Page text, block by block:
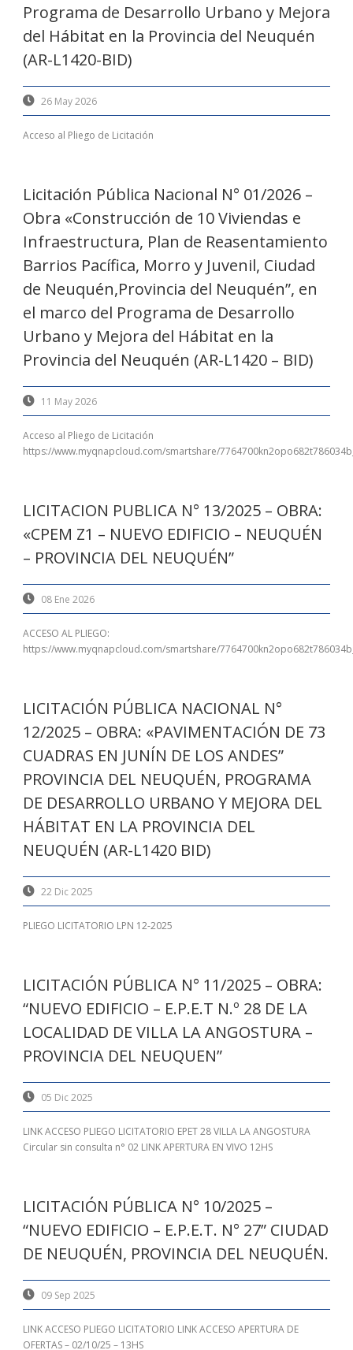
Programa de Desarrollo Urbano y Mejora
del Hábitat en la Provincia del Neuquén
(AR-L1420-BID)
26 May 2026
Acceso al Pliego de Licitación
Licitación Pública Nacional N° 01/2026 –
Obra «Construcción de 10 Viviendas e
Infraestructura, Plan de Reasentamiento
Barrios Pacífica, Morro y Juvenil, Ciudad
de Neuquén,Provincia del Neuquén”, en
el marco del Programa de Desarrollo
Urbano y Mejora del Hábitat en la
Provincia del Neuquén (AR-L1420 – BID)
11 May 2026
Acceso al Pliego de Licitación
https://www.myqnapcloud.com/smartshare/
LICITACION PUBLICA N° 13/2025 – OBRA:
«CPEM Z1 – NUEVO EDIFICIO – NEUQUÉN
– PROVINCIA DEL NEUQUÉN”
08 Ene 2026
ACCESO AL PLIEGO:
https://www.myqnapcloud.com/smartshare/
LICITACIÓN PÚBLICA NACIONAL N°
12/2025 – OBRA: «PAVIMENTACIÓN DE 73
CUADRAS EN JUNÍN DE LOS ANDES”
PROVINCIA DEL NEUQUÉN, PROGRAMA
DE DESARROLLO URBANO Y MEJORA DEL
HÁBITAT EN LA PROVINCIA DEL
NEUQUÉN (AR-L1420 BID)
22 Dic 2025
PLIEGO LICITATORIO LPN 12-2025
LICITACIÓN PÚBLICA N° 11/2025 – OBRA:
“NUEVO EDIFICIO – E.P.E.T N.º 28 DE LA
LOCALIDAD DE VILLA LA ANGOSTURA –
PROVINCIA DEL NEUQUEN”
05 Dic 2025
LINK ACCESO PLIEGO LICITATORIO EPET 28 VILLA LA ANGOSTURA
Circular sin consulta n° 02 LINK APERTURA EN VIVO 12HS
LICITACIÓN PÚBLICA N° 10/2025 –
“NUEVO EDIFICIO – E.P.E.T. N° 27” CIUDAD
DE NEUQUÉN, PROVINCIA DEL NEUQUÉN.
09 Sep 2025
LINK ACCESO PLIEGO LICITATORIO LINK ACCESO APERTURA DE
OFERTAS – 02/10/25 – 13HS